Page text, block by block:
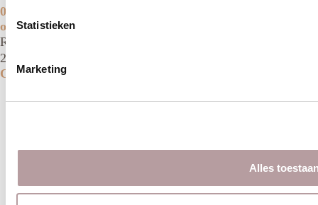
Statistieken
Marketing
Alles
085 210 17 00
ontmoet@mateanddate.nl
Raadhuisstraat 263
2406 AD Alphen aan den Rijn
Contact